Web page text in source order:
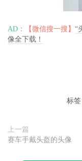
AD： 【微信搜一搜】 “
像全下载！
标签
上一篇
赛车手戴头盔的头像